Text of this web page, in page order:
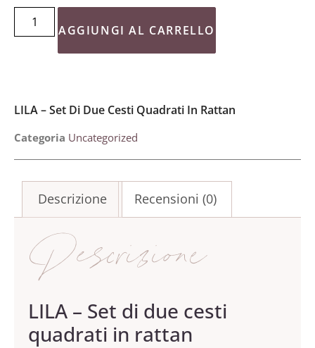
AGGIUNGI AL CARRELLO
LILA – Set Di Due Cesti Quadrati In Rattan
Categoria Uncategorized
Descrizione Recensioni (0)
Descrizione
LILA – Set di due cesti
quadrati in rattan